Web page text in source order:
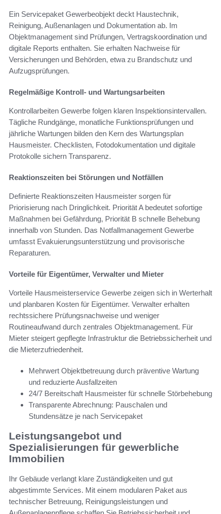
Ein Servicepaket Gewerbeobjekt deckt Haustechnik,
Reinigung, Außenanlagen und Dokumentation ab. Im
Objektmanagement sind Prüfungen, Vertragskoordination und
digitale Reports enthalten. Sie erhalten Nachweise für
Versicherungen und Behörden, etwa zu Brandschutz und
Aufzugsprüfungen.
Regelmäßige Kontroll- und Wartungsarbeiten
Kontrollarbeiten Gewerbe folgen klaren Inspektionsintervallen.
Tägliche Rundgänge, monatliche Funktionsprüfungen und
jährliche Wartungen bilden den Kern des Wartungsplan
Hausmeister. Checklisten, Fotodokumentation und digitale
Protokolle sichern Transparenz.
Reaktionszeiten bei Störungen und Notfällen
Definierte Reaktionszeiten Hausmeister sorgen für
Priorisierung nach Dringlichkeit. Priorität A bedeutet sofortige
Maßnahmen bei Gefährdung, Priorität B schnelle Behebung
innerhalb von Stunden. Das Notfallmanagement Gewerbe
umfasst Evakuierungsunterstützung und provisorische
Reparaturen.
Vorteile für Eigentümer, Verwalter und Mieter
Vorteile Hausmeisterservice Gewerbe zeigen sich in Werterhalt
und planbaren Kosten für Eigentümer. Verwalter erhalten
rechtssichere Prüfungsnachweise und weniger
Routineaufwand durch zentrales Objektmanagement. Für
Mieter steigert gepflegte Infrastruktur die Betriebssicherheit und
die Mieterzufriedenheit.
Mehrwert Objektbetreuung durch präventive Wartung
und reduzierte Ausfallzeiten
24/7 Bereitschaft Hausmeister für schnelle Störbehebung
Transparente Abrechnung: Pauschalen und
Stundensätze je nach Servicepaket
Leistungsangebot und
Spezialisierungen für gewerbliche
Immobilien
Ihr Gebäude verlangt klare Zuständigkeiten und gut
abgestimmte Services. Mit einem modularen Paket aus
technischer Betreuung, Reinigungsleistungen und